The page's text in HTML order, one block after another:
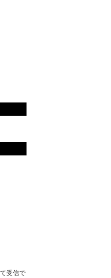
受信で